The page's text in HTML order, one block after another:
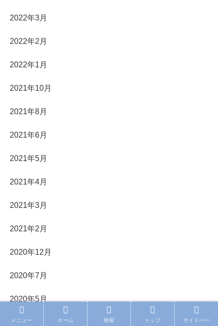
2022年3月
2022年2月
2022年1月
2021年10月
2021年8月
2021年6月
2021年5月
2021年4月
2021年3月
2021年2月
2020年12月
2020年7月
2020年5月
2020年4月
メニュー ホーム 検索 トップ サイドバー